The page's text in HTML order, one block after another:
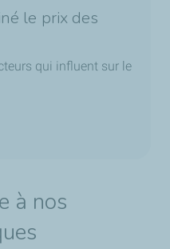
le prix des
qui influent sur le
à nos